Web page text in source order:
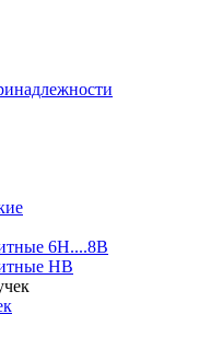
6H....8B
HB